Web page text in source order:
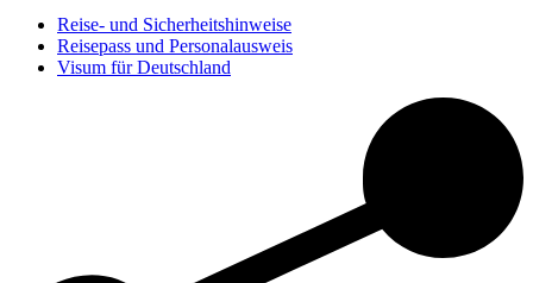
Reise- und Sicherheitshinweise
Reisepass und Personalausweis
Visum für Deutschland